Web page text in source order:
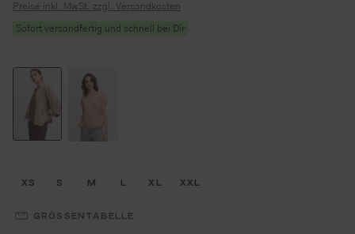
Preise inkl. MwSt. zzgl. Versandkosten
Sofort versandfertig und schnell bei Dir
Größe wählen
XS Größe wählen
S Größe wählen
M Größe wählen
L Größe wählen
XL Größe wählen
XXL
GRÖSSENTABELLE